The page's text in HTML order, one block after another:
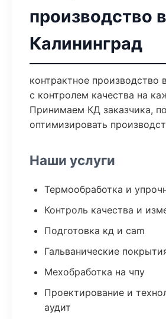
производство в
Калининград
контрактное производство
с контролем качества на
Принимаем КД заказчика,
оптимизировать
Наши услуги
Термообработка и
Контроль качества и
Подготовка кд и cam
Гальванические
Мехобработка на чпу
Проектирование и
аудит